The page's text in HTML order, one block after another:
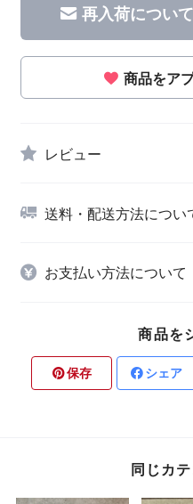
再入荷につい
商品をア
レビュー
送料・配送方法につい
お支払い方法について
商品を
保存 シェア
同じカ